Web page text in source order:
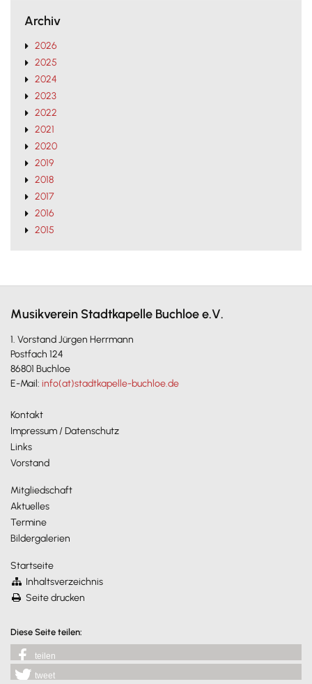
Archiv
2026
2025
2024
2023
2022
2021
2020
2019
2018
2017
2016
2015
Musikverein Stadtkapelle Buchloe e.V.
1. Vorstand Jürgen Herrmann
Postfach 124
86801 Buchloe
E-Mail: info(at)stadtkapelle-buchloe.de
Kontakt
Impressum / Datenschutz
Links
Vorstand
Mitgliedschaft
Aktuelles
Termine
Bildergalerien
Startseite
Inhaltsverzeichnis
Seite drucken
Diese Seite teilen:
teilen
tweet